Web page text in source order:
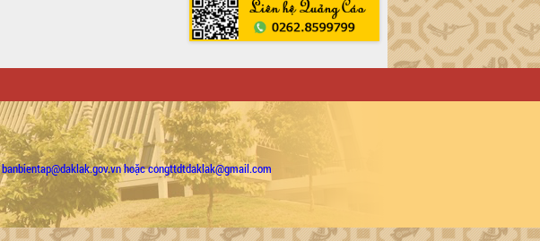
banbientap@daklak.gov.vn hoặc congttdtdaklak@gmail.com